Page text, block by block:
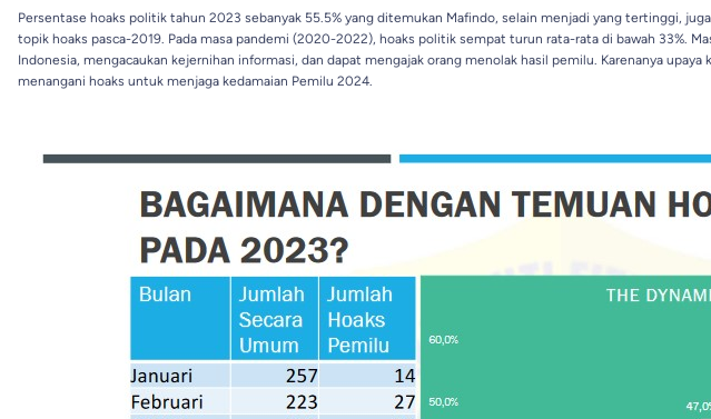
Persentase hoaks politik tahun 2023 sebanyak 55.5% yang ditemukan Mafindo, selain menjadi yang tertinggi,
topik hoaks pasca-2019. Pada masa pandemi (2020-2022), hoaks politik sempat turun rata-rata di bawah 33%.
Indonesia, mengacaukan kejernihan informasi, dan dapat mengajak orang menolak hasil pemilu. Karenanya
menangani hoaks untuk menjaga kedamaian Pemilu 2024.